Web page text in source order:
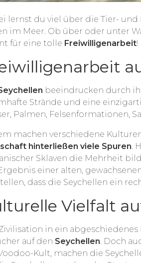
lernst du viel über die Tier-
im Meer. Ob über oder unter
für eine tolle Freiwilligenarbeit!
beeindrucken durch
Strände und eine
Palmen, Felsenformationen,
machen verschiedene
hinterließen viele Spuren.
Sklaven die Mehrheit
einer alten,
dass die Seychellen ein
Vielfalt
in ein
auf den Seychellen. Doch
Kult, machen die